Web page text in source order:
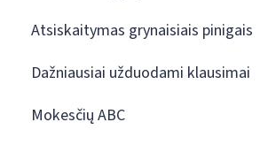
Atsiskaitymas grynaisiais pinigais
Dažniausiai užduodami klausimai
Mokesčių ABC